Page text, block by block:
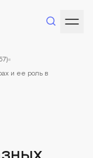
и ее роль в